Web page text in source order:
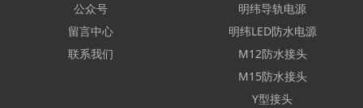
公众号
留言中心
联系我们
明纬导轨电源
明纬LED防水电源
M12防水接头
M15防水接头
Y型接头